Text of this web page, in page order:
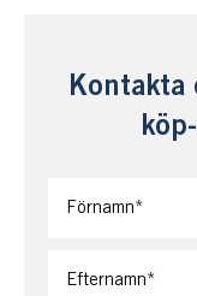
Kontakta